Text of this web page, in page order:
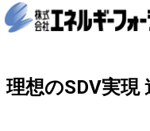
理想のSDV実現